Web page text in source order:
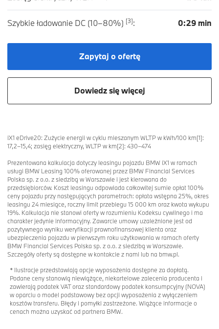
Szybkie ładowanie DC (10–80%) [3]: 0:29 min
Zapytaj o ofertę
Dowiedz się więcej
iX1 eDrive20: Zużycie energii w cyklu mieszanym WLTP w kWh/100 km[1]:
17,2–15,4; zasięg elektryczny, WLTP w km[2]: 430–474
Prezentowana kalkulacja dotyczy leasingu pojazdu BMW iX1 w ramach
usługi BMW Leasing 100% oferowanej przez BMW Financial Services
Polska sp. z o.o. z siedzibą w Warszawie i jest kierowana do
przedsiębiorców. Koszt leasingu odpowiada całkowitej sumie opłat 100%
ceny pojazdu przy następujących parametrach: opłata wstępna 25%, okres
leasingu 24 miesiące, roczny limit przebiegu 15 000 km oraz kwota wykupu
19%. Kalkulacja nie stanowi oferty w rozumieniu Kodeksu cywilnego i ma
charakter jedynie informacyjny. Zawarcie umowy uzależnione jest od
pozytywnego wyniku weryfikacji prawnofinansowej klienta oraz
ubezpieczenia pojazdu w pierwszym roku użytkowania w ramach oferty
BMW Financial Services Polska sp. z o.o. z siedzibą w Warszawie.
Szczegóły oferty są dostępne w kontakcie z nami lub na bmw.pl.
Zapytaj o ofertę
i7 eDrive50 Limuzyna: Zużycie energii w cyklu mieszanym WLTP w kWh/100
Prezentowana kalkulacja dotyczy leasingu pojazdu BMW i7 w ramach usługi
następujących parametrach: opłata wstępna 25%, okres leasingu 24
miesiące, roczny limit przebiegu 15 000 km oraz kwota wykupu 19%.
Kalkulacja nie stanowi oferty w rozumieniu Kodeksu cywilnego i ma
charakter jedynie informacyjny. Zawarcie umowy uzależnione jest od
pozytywnego wyniku weryfikacji prawnofinansowej klienta oraz
ubezpieczenia pojazdu w pierwszym roku użytkowania w ramach oferty
BMW Financial Services Polska sp. z o.o. z siedzibą w Warszawie.
Szczegóły oferty są dostępne w kontakcie z nami lub na bmw.pl.
* Ilustracje przedstawiają opcje wyposażenia dostępne za dopłatą.
Podane ceny stanowią niewiążące, niekartelowe zalecenia producenta i
zawierają podatek VAT oraz standardowy podatek konsumpcyjny (NOVA)
w oparciu o model podstawowy bez opcji wyposażenia z wyłączeniem
kosztów transferu. Błędy i pomyłki zastrzeżone. Wiążące informacje o
cenach można uzyskać od partnera BMW.